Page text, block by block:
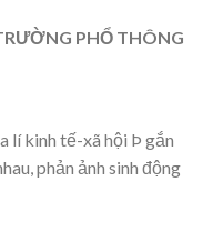
PHỔ THÔNG
lí kinh tế-xã hội Þ gắn
phản ảnh sinh động